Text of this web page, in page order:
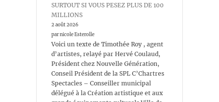
SURTOUT SI VOUS PESEZ PLUS DE 100
MILLIONS
2 août 2026
par nicole Esterolle
Voici un texte de Timothée Roy , agent
d’artistes, relayé par Hervé Coulaud,
Président chez Nouvelle Génération,
Conseil Président de la SPL C’Chartres
Spectacles – Conseiller municipal
délégué à la Création artistique et aux